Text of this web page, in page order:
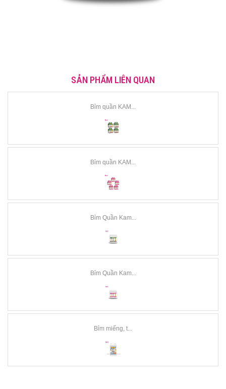
SẢN PHẨM LIÊN QUAN
Bỉm quần KAM...
Bỉm quần KAM...
Bỉm Quần Kam...
Bỉm Quần Kam...
Bỉm miếng, t...